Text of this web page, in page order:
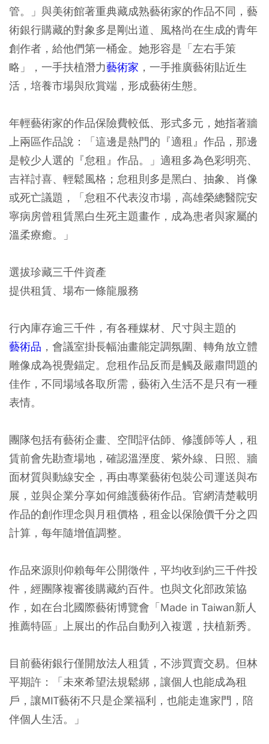
管。」與美術館著重典藏成熟藝術家的作品不同，藝
術銀行購藏的對象多是剛出道、風格尚在生成的青年
創作者，給他們第一桶金。她形容是「左右手策
略」，一手扶植潛力藝術家 ，一手推廣藝術貼近生
活，培養市場與欣賞端，形成藝術生態。
年輕藝術家的作品保險費較低、形式多元，她指著牆
上兩區作品說：「這邊是熱門的『適租』作品，那邊
是較少人選的『怠租』作品。」適租多為色彩明亮、
吉祥討喜、輕鬆風格；怠租則多是黑白、抽象、肖像
或死亡議題，「怠租不代表沒市場，高雄榮總醫院安
寧病房曾租賃黑白生死主題畫作，成為患者與家屬的
溫柔療癒。」
選拔珍藏三千件資產
提供租賃、場布一條龍服務
行內庫存逾三千件，有各種媒材、尺寸與主題的
藝術品 ，會議室掛長幅油畫能定調氛圍、轉角放立體
雕像成為視覺錨定。怠租作品反而是觸及嚴肅問題的
佳作，不同場域各取所需，藝術入生活不是只有一種
表情。
團隊包括有藝術企畫、空間評估師、修護師等人，租
賃前會先勘查場地，確認溫溼度、紫外線、日照、牆
面材質與動線安全，再由專業藝術包裝公司運送與布
展，並與企業分享如何維護藝術作品。官網清楚載明
作品的創作理念與月租價格，租金以保險價千分之四
計算，每年隨增值調整。
作品來源則仰賴每年公開徵件，平均收到約三千件投
件，經團隊複審後購藏約百件。也與文化部政策協
作，如在台北國際藝術博覽會「Made in Taiwan新人
推薦特區」上展出的作品自動列入複選，扶植新秀。
目前藝術銀行僅開放法人租賃，不涉買賣交易。但林
平期許：「未來希望法規鬆綁，讓個人也能成為租
戶，讓MIT藝術不只是企業福利，也能走進家門，陪
伴個人生活。」